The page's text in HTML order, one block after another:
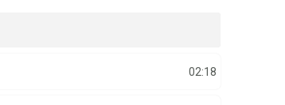
02:18